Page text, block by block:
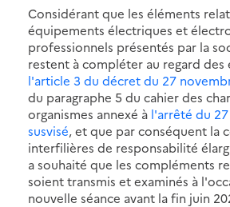
Considérant que les éléments
équipements électriques et
professionnels présentés par la
restent à compléter au regard des
l'article 3 du décret du 27
du paragraphe 5 du cahier des
organismes annexé à l'arrêté du
susvisé, et que par conséquent la
interfilières de responsabilité
a souhaité que les compléments
soient transmis et examinés à
nouvelle séance avant la fin juin